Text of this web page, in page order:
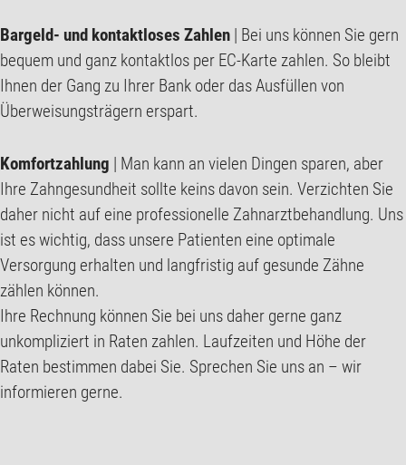
Bargeld- und kontaktloses Zahlen | Bei uns können Sie gern
bequem und ganz kontaktlos per EC-Karte zahlen. So bleibt
Ihnen der Gang zu Ihrer Bank oder das Ausfüllen von
Überweisungsträgern erspart.
Komfortzahlung | Man kann an vielen Dingen sparen, aber
Ihre Zahngesundheit sollte keins davon sein. Verzichten Sie
daher nicht auf eine professionelle Zahnarztbehandlung. Uns
ist es wichtig, dass unsere Patienten eine optimale
Versorgung erhalten und langfristig auf gesunde Zähne
zählen können.
Ihre Rechnung können Sie bei uns daher gerne ganz
unkompliziert in Raten zahlen. Laufzeiten und Höhe der
Raten bestimmen dabei Sie. Sprechen Sie uns an – wir
informieren gerne.